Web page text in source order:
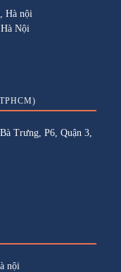
Hà nội
Nội
Trưng, P6, Quận 3,
nội